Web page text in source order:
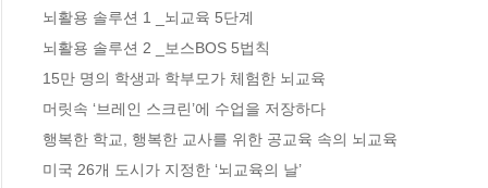
뇌활용 솔루션 1 _뇌교육 5단계
뇌활용 솔루션 2 _보스BOS 5법칙
15만 명의 학생과 학부모가 체험한 뇌교육
머릿속 ‘브레인 스크린’에 수업을 저장하다
행복한 학교, 행복한 교사를 위한 공교육 속의 뇌교육
미국 26개 도시가 지정한 ‘뇌교육의 날’